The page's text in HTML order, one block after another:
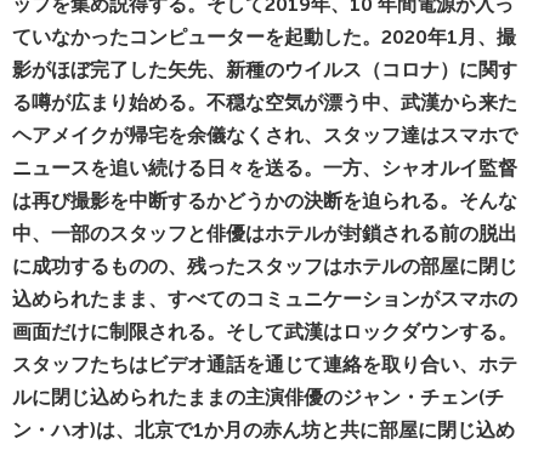
ていなかったコンピューターを起動した。2020年1月、撮
影がほぼ完了した矢先、新種のウイルス（コロナ）に関す
る噂が広まり始める。不穏な空気が漂う中、武漢から来た
ヘアメイクが帰宅を余儀なくされ、スタッフ達はスマホで
ニュースを追い続ける日々を送る。一方、シャオルイ監督
は再び撮影を中断するかどうかの決断を迫られる。そんな
中、一部のスタッフと俳優はホテルが封鎖される前の脱出
に成功するものの、残ったスタッフはホテルの部屋に閉じ
込められたまま、すべてのコミュニケーションがスマホの
画面だけに制限される。そして武漢はロックダウンする。
スタッフたちはビデオ通話を通じて連絡を取り合い、ホテ
ルに閉じ込められたままの主演俳優のジャン・チェン(チ
ン・ハオ)は、北京で1か月の赤ん坊と共に部屋に閉じ込め